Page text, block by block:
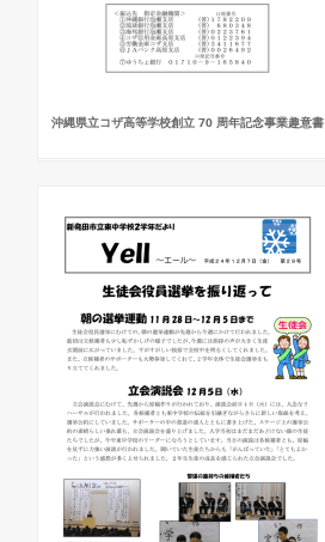
沖縄県立コザ高等学校創立 70 周年記念事業趣意書